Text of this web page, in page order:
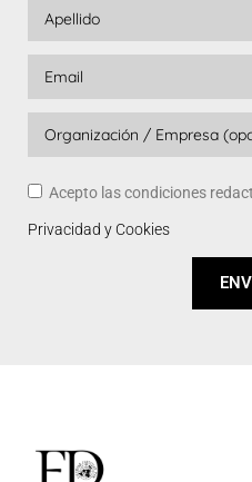
Acepto las condiciones
Privacidad y Cookies